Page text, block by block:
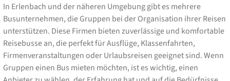
In Erlenbach und der näheren Umgebung gibt es mehrere
Busunternehmen, die Gruppen bei der Organisation ihrer Reisen
unterstützen. Diese Firmen bieten zuverlässige und komfortable
Reisebusse an, die perfekt für Ausflüge, Klassenfahrten,
Firmenveranstaltungen oder Urlaubsreisen geeignet sind. Wenn
Gruppen einen Bus mieten möchten, ist es wichtig, einen